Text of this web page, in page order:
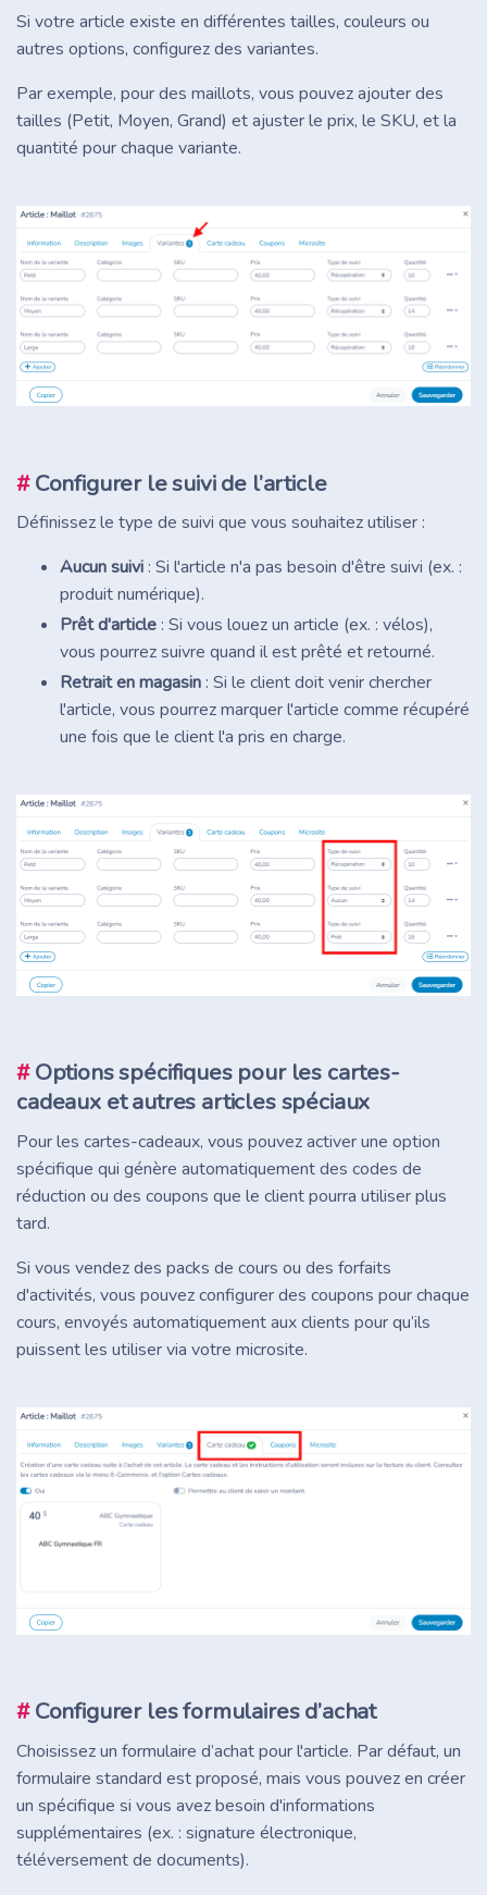
Si votre article existe en différentes tailles, couleurs ou
autres options, configurez des variantes.
Par exemple, pour des maillots, vous pouvez ajouter des
tailles (Petit, Moyen, Grand) et ajuster le prix, le SKU, et la
quantité pour chaque variante.
#Configurer le suivi de l’article
Définissez le type de suivi que vous souhaitez utiliser :
Aucun suivi : Si l'article n'a pas besoin d'être suivi (ex. :
produit numérique).
Prêt d'article : Si vous louez un article (ex. : vélos),
vous pourrez suivre quand il est prêté et retourné.
Retrait en magasin : Si le client doit venir chercher
l'article, vous pourrez marquer l'article comme récupéré
une fois que le client l'a pris en charge.
#Options spécifiques pour les cartes-
cadeaux et autres articles spéciaux
Pour les cartes-cadeaux, vous pouvez activer une option
spécifique qui génère automatiquement des codes de
réduction ou des coupons que le client pourra utiliser plus
tard.
Si vous vendez des packs de cours ou des forfaits
d'activités, vous pouvez configurer des coupons pour chaque
cours, envoyés automatiquement aux clients pour qu’ils
puissent les utiliser via votre microsite.
#Configurer les formulaires d’achat
Choisissez un formulaire d’achat pour l'article. Par défaut, un
formulaire standard est proposé, mais vous pouvez en créer
un spécifique si vous avez besoin d'informations
supplémentaires (ex. : signature électronique,
téléversement de documents).